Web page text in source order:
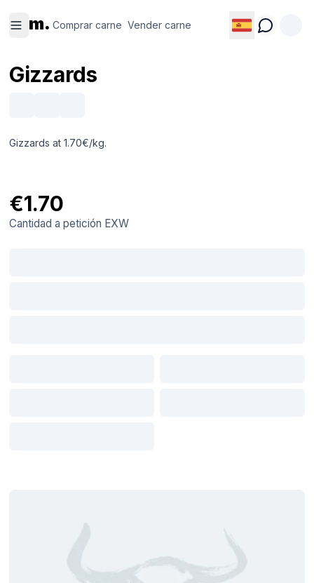
m. Comprar carne Vender carne
carne
carne
Gizzards
Gizzards at 1.70€/kg.
€1.70
Cantidad a petición EXW